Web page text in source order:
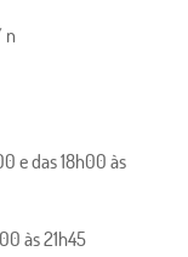
n
e das 18h00 às
às 21h45